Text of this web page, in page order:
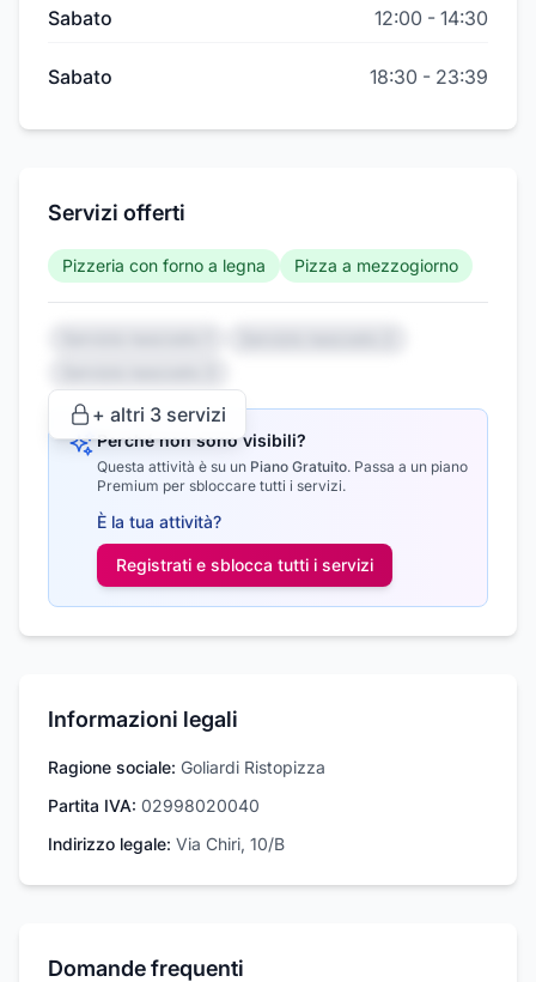
Sabato 12:00 - 14:30
Sabato 18:30 - 23:39
Servizi offerti
Pizzeria con forno a legna Pizza a mezzogiorno
+ altri 3 servizi
Perché non sono visibili?
Questa attività è su un Piano Gratuito. Passa a un piano
Premium per sbloccare tutti i servizi.
È la tua attività?
Registrati e sblocca tutti i servizi
Informazioni legali
Ragione sociale: Goliardi Ristopizza
Partita IVA: 02998020040
Indirizzo legale: Via Chiri, 10/B
Domande frequenti